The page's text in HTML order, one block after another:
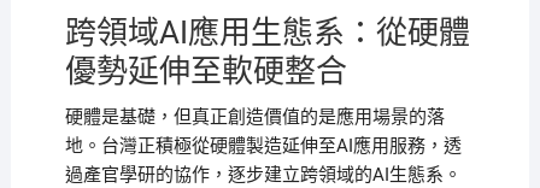
跨領域AI應用生態系：從硬體
優勢延伸至軟硬整合
硬體是基礎，但真正創造價值的是應用場景的落
地。台灣正積極從硬體製造延伸至AI應用服務，透
過產官學研的協作，逐步建立跨領域的AI生態系。